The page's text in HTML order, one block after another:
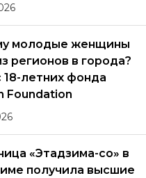
молодые женщины
регионов в города?
18-летних фонда
Foundation
«Этадзима-со» в
получила высшие